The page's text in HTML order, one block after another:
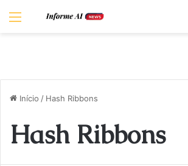
Menu
Início / Hash Ribbons
Hash Ribbons